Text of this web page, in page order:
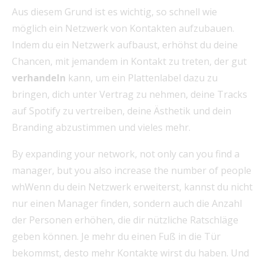
Aus diesem Grund ist es wichtig, so schnell wie
möglich ein Netzwerk von Kontakten aufzubauen.
Indem du ein Netzwerk aufbaust, erhöhst du deine
Chancen, mit jemandem in Kontakt zu treten, der gut
verhandeln kann, um ein Plattenlabel dazu zu
bringen, dich unter Vertrag zu nehmen, deine Tracks
auf Spotify zu vertreiben, deine Ästhetik und dein
Branding abzustimmen und vieles mehr.
By expanding your network, not only can you find a
manager, but you also increase the number of people
whWenn du dein Netzwerk erweiterst, kannst du nicht
nur einen Manager finden, sondern auch die Anzahl
der Personen erhöhen, die dir nützliche Ratschläge
geben können. Je mehr du einen Fuß in die Tür
bekommst, desto mehr Kontakte wirst du haben. Und